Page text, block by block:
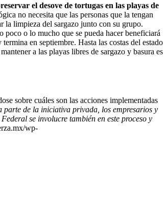
el desove de tortugas en las playas de
no necesita que las personas que la tengan
la limpieza del sargazo junto con su grupo.
poco o lo mucho que se pueda hacer beneficiará
en septiembre. Hasta las costas del estado
a las playas libres de sargazo y basura es
sobre cuáles son las acciones implementadas
parte de la iniciativa privada, los empresarios y
se involucre también en este proceso y
wp-